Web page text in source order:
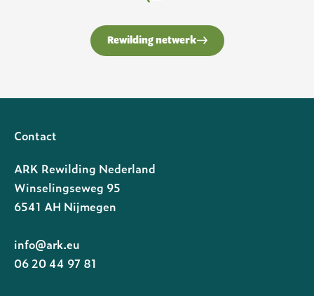
Rewilding netwerk
Contact
ARK Rewilding Nederland
Winselingseweg 95
6541 AH Nijmegen
info@ark.eu
06 20 44 97 81